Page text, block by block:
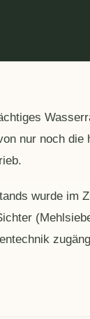
nur noch die
wurde im